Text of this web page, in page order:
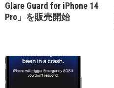
Glare Guard for iPhone 14
Pro」を販売開始